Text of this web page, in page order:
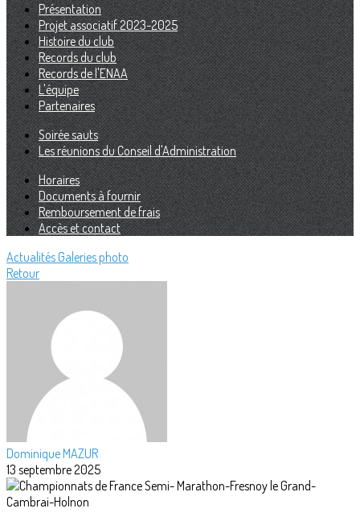
Présentation
Projet associatif 2023-2025
Histoire du club
Records du club
Records de l'ENAA
L'équipe
Partenaires
Soirée sauts
Les réunions du Conseil d'Administration
Horaires
Documents à fournir
Remboursement de frais
Accès et contact
Actualités Galeries photo
Retour
Dominique MAZUR
13 septembre 2025